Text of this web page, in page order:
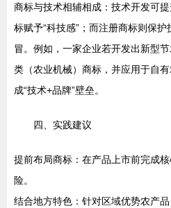
商标与技术相辅相成：技术开发可
标赋予“科技感”；而注册商标则保
冒。例如，一家企业若开发出新型
类（农业机械）商标，并应用于自
成“技术+品牌”壁垒。
四、实践建议
提前布局商标：在产品上市前完成
险。
结合地方特色：针对区域优势农产